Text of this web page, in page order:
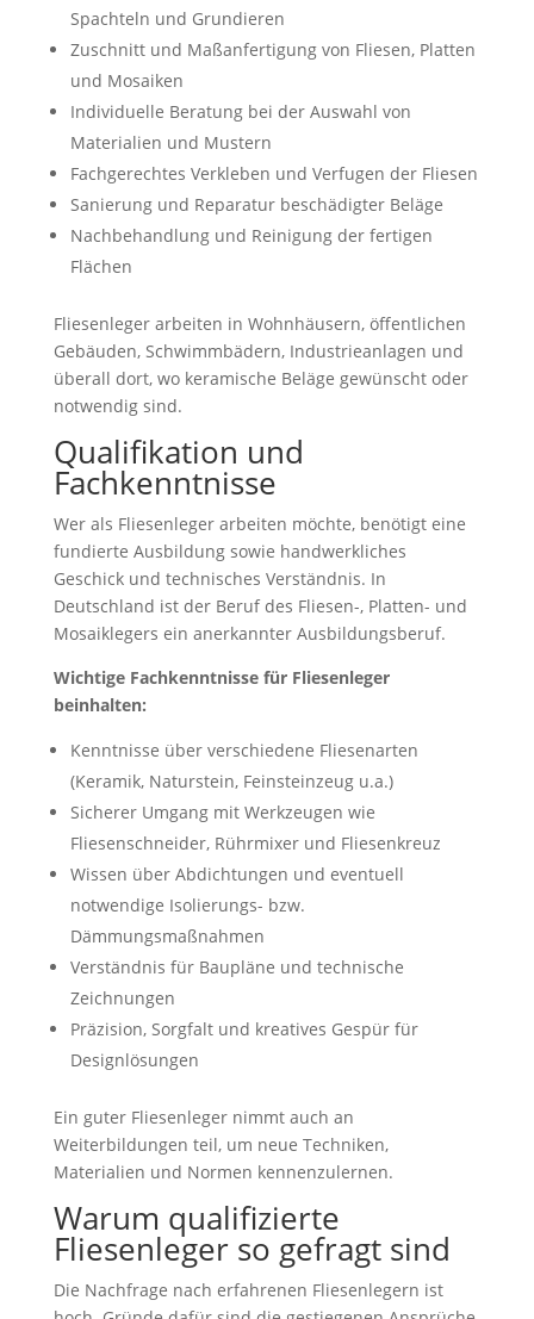
Spachteln und Grundieren
Zuschnitt und Maßanfertigung von Fliesen, Platten
und Mosaiken
Individuelle Beratung bei der Auswahl von
Materialien und Mustern
Fachgerechtes Verkleben und Verfugen der Fliesen
Sanierung und Reparatur beschädigter Beläge
Nachbehandlung und Reinigung der fertigen
Flächen
Fliesenleger arbeiten in Wohnhäusern, öffentlichen
Gebäuden, Schwimmbädern, Industrieanlagen und
überall dort, wo keramische Beläge gewünscht oder
notwendig sind.
Qualifikation und
Fachkenntnisse
Wer als Fliesenleger arbeiten möchte, benötigt eine
fundierte Ausbildung sowie handwerkliches
Geschick und technisches Verständnis. In
Deutschland ist der Beruf des Fliesen-, Platten- und
Mosaiklegers ein anerkannter Ausbildungsberuf.
Wichtige Fachkenntnisse für Fliesenleger
beinhalten:
Kenntnisse über verschiedene Fliesenarten
(Keramik, Naturstein, Feinsteinzeug u.a.)
Sicherer Umgang mit Werkzeugen wie
Fliesenschneider, Rührmixer und Fliesenkreuz
Wissen über Abdichtungen und eventuell
notwendige Isolierungs- bzw.
Dämmungsmaßnahmen
Verständnis für Baupläne und technische
Zeichnungen
Präzision, Sorgfalt und kreatives Gespür für
Designlösungen
Ein guter Fliesenleger nimmt auch an
Weiterbildungen teil, um neue Techniken,
Materialien und Normen kennenzulernen.
Warum qualifizierte
Fliesenleger so gefragt sind
Die Nachfrage nach erfahrenen Fliesenlegern ist